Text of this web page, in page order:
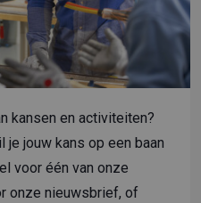
kansen en activiteiten?
je jouw kans op een baan
voor één van onze
onze nieuwsbrief, of